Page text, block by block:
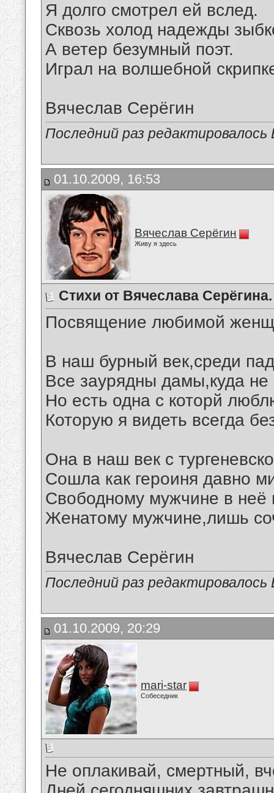
Я долго смотрел ей вслед.
Сквозь холод надежды
А ветер безумный поэт.
Играл на волшебной
Вячеслав Серёгин
Последний раз
01.10.2009, 16:53
Вячеслав Серёгин
Живу я здесь
Стихи от Вячеслава Серёгина.
Посвящение любимой
В наш бурный век,среди
Все заурядны дамы,куда не
Но есть одна с которй
Которую я видеть всегда
Она в наш век с
Сошла как героиня давно
Свободному мужчине в неё
Женатому мужчине,лишь
Вячеслав Серёгин
Последний раз
01.10.2009, 20:29
mari-star
Собеседник
Не оплакивай, смертный,